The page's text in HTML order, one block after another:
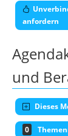
anfordern
und
Dieses
0